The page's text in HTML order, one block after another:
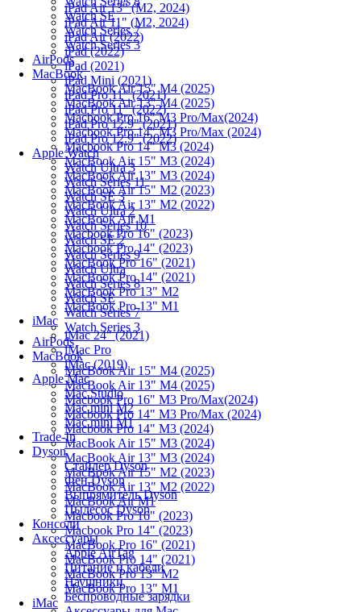
Watch SE
Watch Series 7
Watch Series 3
AirPods
MacBook
MacBook Air 15" M4 (2025)
MacBook Air 13" M4 (2025)
Macbook Pro 16" M3 Pro/Max(2024)
Macbook Pro 14" M3 Pro/Max (2024)
Macbook Pro 14" M3 (2024)
MacBook Air 15" M3 (2024)
MacBook Air 13" M3 (2024)
MacBook Air 15" M2 (2023)
MacBook Air 13" M2 (2022)
MacBook Air M1
Macbook Pro 16" (2023)
Macbook Pro 14" (2023)
MacBook Pro 16" (2021)
MacBook Pro 14" (2021)
MacBook Pro 13" M2
MacBook Pro 13" M1
iMac
iMac 24" (2021)
iMac Pro
iMac (2019)
Apple Mac
Mac Studio
Mac mini M2
Mac mini M1
Trade-In
Dyson
Стайлер Dyson
Фен Dyson
Выпрямитель Dyson
Пылесос Dyson
Консоли
Аксессуары
Apple AirTag
Питание и кабели
Наушники
Беспроводные зарядки
iPad Air 13" (M2, 2024)
iPad Air 11" (M2, 2024)
iPad Air (2022)
iPad (2022)
iPad (2021)
iPad Mini (2021)
iPad Pro 11" (2021)
iPad Pro 11" (2022)
iPad Pro 12.9" (2021)
iPad Pro 12.9" (2022)
Apple Watch
Watch Ultra 3
Watch Series 11
Watch SE 3
Watch Ultra 2
Watch Series 10
Watch SE 2
Watch Series 9
Watch Ultra
Watch Series 8
Watch SE
Watch Series 7
Watch Series 3
AirPods
MacBook
MacBook Air 15" M4 (2025)
MacBook Air 13" M4 (2025)
Macbook Pro 16" M3 Pro/Max(2024)
Macbook Pro 14" M3 Pro/Max (2024)
Macbook Pro 14" M3 (2024)
MacBook Air 15" M3 (2024)
MacBook Air 13" M3 (2024)
MacBook Air 15" M2 (2023)
MacBook Air 13" M2 (2022)
MacBook Air M1
Macbook Pro 16" (2023)
Macbook Pro 14" (2023)
MacBook Pro 16" (2021)
MacBook Pro 14" (2021)
MacBook Pro 13" M2
MacBook Pro 13" M1
iMac